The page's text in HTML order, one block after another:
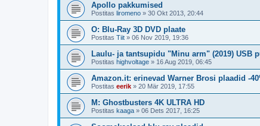
Apollo pakkumised
Postitas liromeno » 30 Okt 2013, 20:44
O: Blu-Ray 3D DVD plaate
Postitas Tiit » 06 Nov 2019, 19:36
Laulu- ja tantsupidu "Minu arm" (2019) USB
Postitas highvoltage » 16 Aug 2019, 06:45
Amazon.it: erinevad Warner Brosi plaadid -
Postitas eerik » 20 Mär 2019, 17:55
M: Ghostbusters 4K ULTRA HD
Postitas kaaga » 06 Dets 2017, 16:25